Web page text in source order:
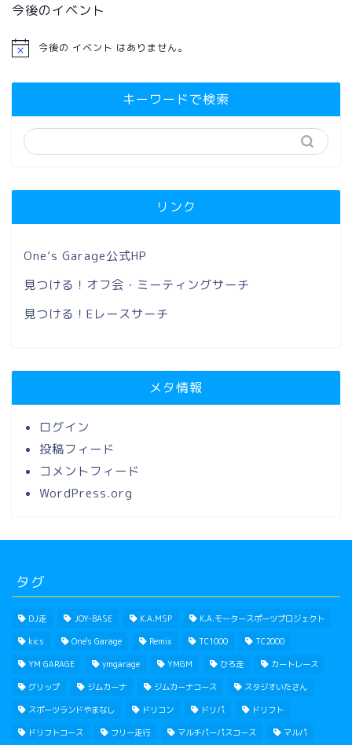
今後のイベント
今後の イベント はありません。
キーワードで検索
リンク
One’s Garage公式HP
見つける！オフ会・ミーティングサーチ
見つける！Eレースサーチ
メタ情報
ログイン
投稿フィード
コメントフィード
WordPress.org
タグ
DJ走 JOY-BASE K.A.MSP K.A.モータースポーツプロジェクト
kics One's Garage Remix TC1000 TC2000
YM GARAGE ymgarage YMGM ひろ走 カートレース
グリップ ジムカーナ ジムカーナコース スタジオいたさん
スポーツランドやまなし ドリコン ドリパ ドリフト
ドリフトコース フリー走行 マルチパーパスコース マルパ